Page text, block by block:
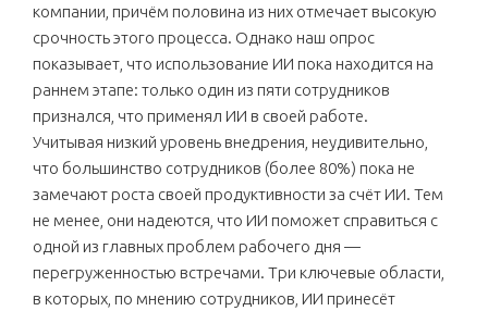
компании, причём половина из них отмечает высокую
срочность этого процесса. Однако наш опрос
показывает, что использование ИИ пока находится на
раннем этапе: только один из пяти сотрудников
признался, что применял ИИ в своей работе.
Учитывая низкий уровень внедрения, неудивительно,
что большинство сотрудников (более 80%) пока не
замечают роста своей продуктивности за счёт ИИ. Тем
не менее, они надеются, что ИИ поможет справиться с
одной из главных проблем рабочего дня —
перегруженностью встречами. Три ключевые области,
в которых, по мнению сотрудников, ИИ принесёт